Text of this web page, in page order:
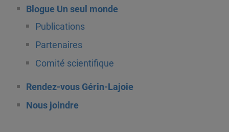
Blogue Un seul monde
Publications
Partenaires
Comité scientifique
Rendez-vous Gérin-Lajoie
Nous joindre